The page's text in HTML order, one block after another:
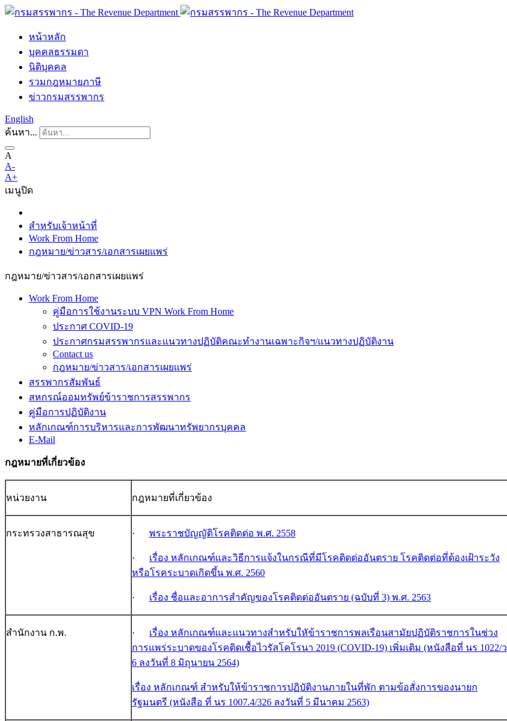
หน้าหลัก
บุคคลธรรมดา
นิติบุคคล
รวมกฎหมายภาษี
ข่าวกรมสรรพากร
English
ค้นหา...
A
A-
A+
เมนูปิด
สำหรับเจ้าหน้าที่
Work From Home
กฎหมาย/ข่าวสาร/เอกสารเผยแพร่
กฎหมาย/ข่าวสาร/เอกสารเผยแพร่
Work From Home
คู่มือการใช้งานระบบ VPN Work From Home
ประกาศ COVID-19
ประกาศกรมสรรพากรและแนวทางปฏิบัติคณะทำงานเฉพาะกิจฯ/แนวทางปฏิบัติงาน
Contact us
กฎหมาย/ข่าวสาร/เอกสารเผยแพร่
สรรพากรสัมพันธ์
สหกรณ์ออมทรัพย์ข้าราชการสรรพากร
คู่มือการปฏิบัติงาน
หลักเกณฑ์การบริหารและการพัฒนาทรัพยากรบุคคล
E-Mail
กฎหมายที่เกี่ยวข้อง
หน่วยงาน กฎหมายที่เกี่ยวข้อง
กระทรวงสาธารณสุข · พระราชบัญญัติโรคติดต่อ พ.ศ. 2558
·
เรื่อง หลักเกณฑ์และวิธีการแจ้งในกรณีที่มีโรคติดต่ออันตราย โรคติดต่อที่ต้องเฝ้าระวัง
หรือโรคระบาดเกิดขึ้น พ.ศ. 2560
· เรื่อง ชื่อและอาการสำคัญของโรคติดต่ออันตราย (ฉบับที่ 3) พ.ศ. 2563
สำนักงาน ก.พ. ·
เรื่อง หลักเกณฑ์และแนวทางสำหรับใหัข้าราชการพลเรือนสามัยปฏิบัติราชการในช่วง
การแพร่ระบาดของโรคติดเชื้อไวรัสโคโรนา 2019 (COVID-19) เพิ่มเติม (หนังสือที่ นร 1022/ว
6 ลงวันที่ 8 มิถุนายน 2564)
เรื่อง หลักเกณฑ์ สำหรับให้ข้าราชการปฏิบัติงานภายในที่พัก ตามข้อสั่งการของนายก
รัฐมนตรี (หนังสือ ที่ นร 1007.4/326 ลงวันที่ 5 มีนาคม 2563)